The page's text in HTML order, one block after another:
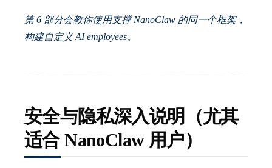
第 6 部分会教你使用支撑 NanoClaw 的同一个框架，
构建自定义 AI employees。
安全与隐私深入说明（尤其
适合 NanoClaw 用户）